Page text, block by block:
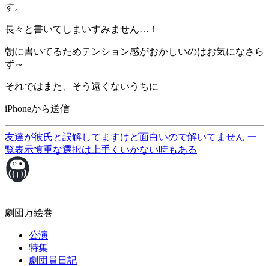
す。
長々と書いてしまいすみません…！
朝に書いてるためテンション感がおかしいのはお気になさら
ず～
それではまた、そう遠くないうちに
iPhoneから送信
友達が彼氏と誤解してますけど面白いので解いてません 一
覧表示慎重な選択は上手くいかない時もある
劇団万絵巻
公演
特集
劇団員日記